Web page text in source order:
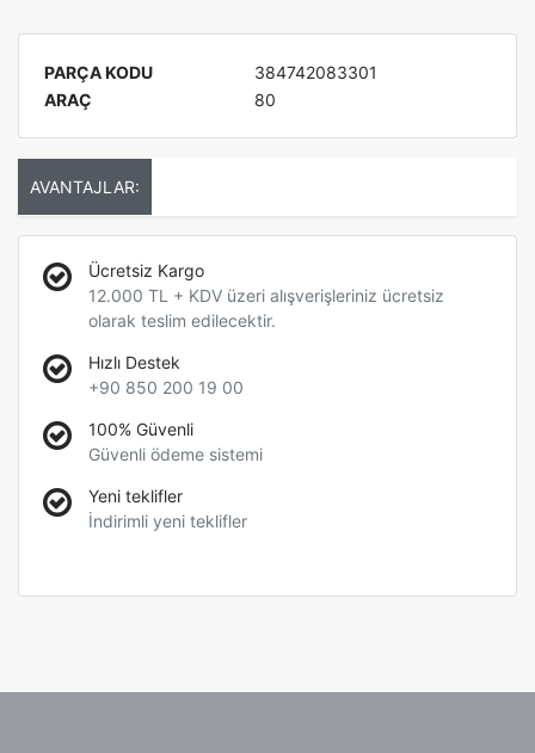
PARÇA KODU
384742083301
ARAÇ
80
AVANTAJLAR:
Ücretsiz Kargo
12.000 TL + KDV üzeri alışverişleriniz ücretsiz
olarak teslim edilecektir.
Hızlı Destek
+90 850 200 19 00
100% Güvenli
Güvenli ödeme sistemi
Yeni teklifler
İndirimli yeni teklifler